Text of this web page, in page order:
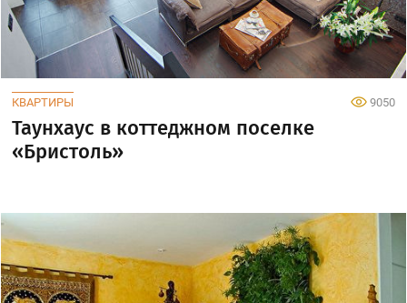
КВАРТИРЫ 9050
Таунхаус в коттеджном поселке
«Бристоль»